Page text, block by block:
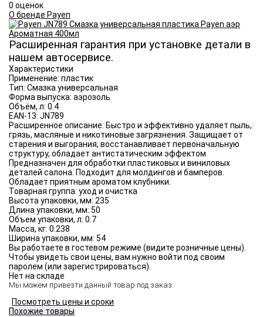
0 оценок
О бренде Payen
Расширенная гарантия при установке детали в
нашем автосервисе.
Характеристики
Применение: пластик
Тип: Смазка универсальная
Форма выпуска: аэрозоль
Объём, л: 0.4
EAN-13: JN789
Расширенное описание: Быстро и эффективно удаляет пыль,
грязь, масляные и никотиновые загрязнения. Защищает от
старения и выгорания, восстанавливает первоначальную
структуру, обладает антистатическим эффектом.
Предназначен для обработки пластиковых и виниловых
деталей салона. Подходит для молдингов и бамперов.
Обладает приятным ароматом клубники.
Товарная группа: уход и очистка
Высота упаковки, мм: 235
Длина упаковки, мм: 50
Объем упаковки, л: 0.7
Масса, кг: 0.238
Ширина упаковки, мм: 54
Вы работаете в гостевом режиме (видите розничные цены).
Чтобы увидеть свои цены, вам нужно войти под своим
паролем (или зарегистрироваться).
Нет на складе
Мы можем привезти данный товар под заказ.
Посмотреть цены и сроки
Похожие товары